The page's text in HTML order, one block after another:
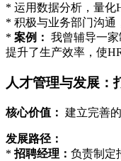
* 运用数据分析，量化
* 积极与业务部门沟通
* 案例： 我曾辅导一
提升了生产效率，使
人才管理与发展：
核心价值： 建立完善
发展路径：
* 招聘经理： 负责制定